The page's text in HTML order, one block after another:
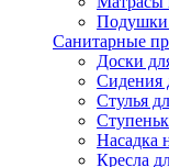
Подушки
Санитарные
Доски
Сидения
Стулья
Насадка
Кресла